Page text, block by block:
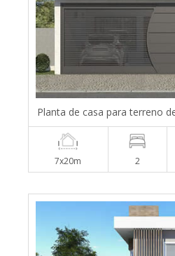
Planta de casa para terreno
7x20m 2